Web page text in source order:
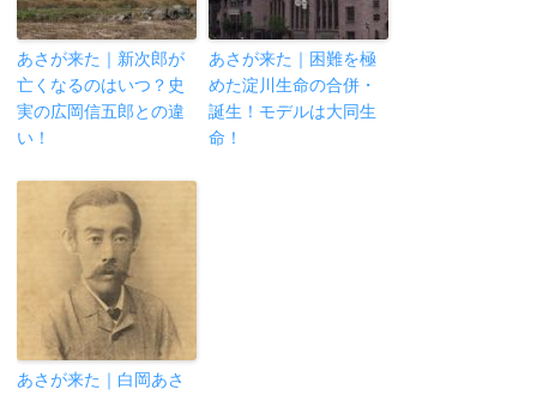
あさが来た｜新次郎が
亡くなるのはいつ？史
実の広岡信五郎との違
い！
あさが来た｜困難を極
めた淀川生命の合併・
誕生！モデルは大同生
命！
あさが来た｜白岡あさ